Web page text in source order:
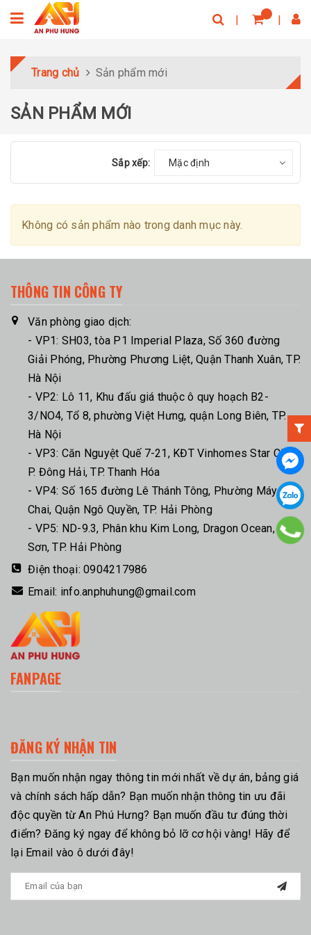
Trang chủ Sản phẩm mới
SẢN PHẨM MỚI
Sắp xếp: Mặc định
Không có sản phẩm nào trong danh mục này.
THÔNG TIN CÔNG TY
Văn phòng giao dịch:
- VP1: SH03, tòa P1 Imperial Plaza, Số 360 đường
Giải Phóng, Phường Phương Liệt, Quận Thanh Xuân, TP.
Hà Nội
- VP2: Lô 11, Khu đấu giá thuộc ô quy hoạch B2-
3/NO4, Tổ 8, phường Việt Hưng, quận Long Biên, TP.
Hà Nội
- VP3: Căn Nguyệt Quế 7-21, KĐT Vinhomes Star City,
P. Đông Hải, TP. Thanh Hóa
- VP4: Số 165 đường Lê Thánh Tông, Phường Máy
Chai, Quận Ngô Quyền, TP. Hải Phòng
- VP5: ND-9.3, Phân khu Kim Long, Dragon Ocean, Đồ
Sơn, TP. Hải Phòng
Điện thoại: 0904217986
Email: info.anphuhung@gmail.com
FANPAGE
ĐĂNG KÝ NHẬN TIN
Bạn muốn nhận ngay thông tin mới nhất về dự án, bảng giá
và chính sách hấp dẫn? Bạn muốn nhận thông tin ưu đãi
độc quyền từ An Phú Hưng? Bạn muốn đầu tư đúng thời
điểm? Đăng ký ngay để không bỏ lỡ cơ hội vàng! Hãy để
lại Email vào ô dưới đây!